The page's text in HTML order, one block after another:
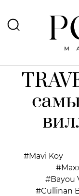
Mavi Koy
Bayou
Cullinan